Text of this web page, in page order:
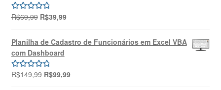
Avaliação
R$69,99 O
original
era:
R$69,99.
R$39,99O
é:
Planilha de Cadastro de Funcionários em Excel VBA
com Dashboard
Avaliação
R$149,99 O
R$99,99O